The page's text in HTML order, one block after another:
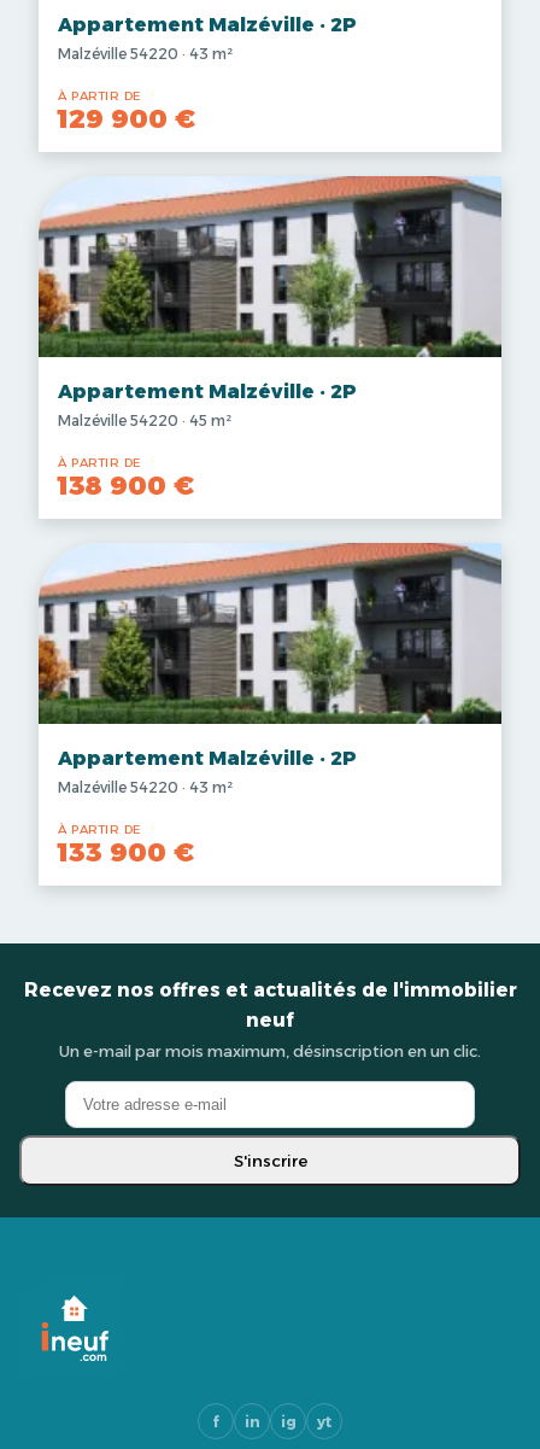
Appartement Malzéville · 2P
Malzéville 54220 · 43 m²
À PARTIR DE
129 900 €
Appartement Malzéville · 2P
Malzéville 54220 · 45 m²
À PARTIR DE
138 900 €
Appartement Malzéville · 2P
Malzéville 54220 · 43 m²
À PARTIR DE
133 900 €
Recevez nos offres et actualités de l'immobilier
neuf
Un e-mail par mois maximum, désinscription en un clic.
S'inscrire
f in ig yt